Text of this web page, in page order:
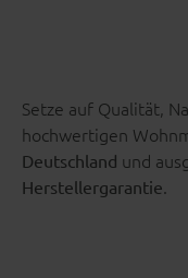
Setze auf Qualität,
hochwertigen
Deutschland und
Herstellergarantie.